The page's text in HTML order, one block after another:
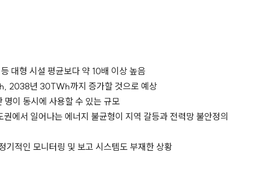
대형 시설 평균보다 약 10배 이상 높음
2038년 30TWh까지 증가할 것으로 예상
이 동시에 사용할 수 있는 규모
에서 일어나는 에너지 불균형이 지역 갈등과 전력망 불안정의
기적인 모니터링 및 보고 시스템도 부재한 상황